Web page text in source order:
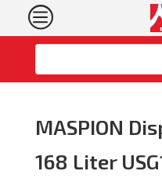
c
MASPION
168 Liter